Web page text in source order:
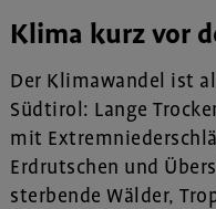
Klima kurz vor
Der Klimawandel ist
Südtirol: Lange
mit
Erdrutschen und
sterbende Wälder,